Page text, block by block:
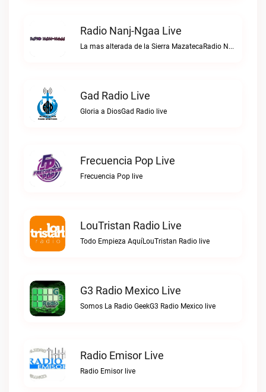
Radio Nanj-Ngaa Live
La mas alterada de la Sierra MazatecaRadio Nanj-Ngaa live
Gad Radio Live
Gloria a DiosGad Radio live
Frecuencia Pop Live
Frecuencia Pop live
LouTristan Radio Live
Todo Empieza AquíLouTristan Radio live
G3 Radio Mexico Live
Somos La Radio GeekG3 Radio Mexico live
Radio Emisor Live
Radio Emisor live